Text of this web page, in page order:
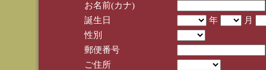
お名前(カナ)
誕生日
年
月
性別
郵便番号
ご住所